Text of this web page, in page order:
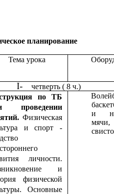
планирование
Тема урока
четверть ( 8 ч.)
по ТБ
проведении
Физическая
и спорт -
личности.
и
физической
Основные
и